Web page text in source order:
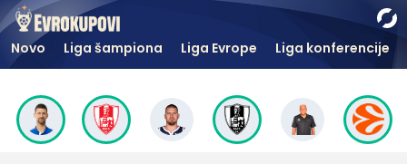
Novo Liga šampiona Liga Evrope Liga konferencije